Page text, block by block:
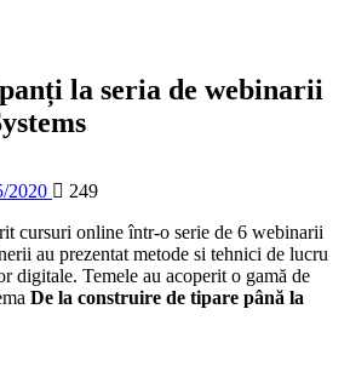
la seria de webinarii
2020
249
cursuri online într-o serie de 6 webinarii
au prezentat metode si tehnici de lucru
digitale. Temele au acoperit o gamă de
De la construire de tipare până la